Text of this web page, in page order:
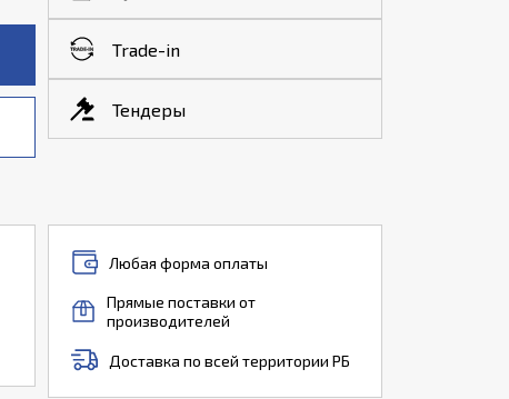
Trade-in
Тендеры
Любая форма оплаты
Прямые поставки от
производителей
Доставка по всей территории РБ